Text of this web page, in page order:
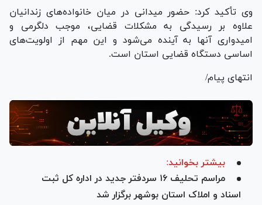
وی تأکید کرد: حضور میدانی در میان خانواده‌های زندانیان
علاوه بر رسیدگی به مشکلات قضایی، موجب دلگرمی و
امیدواری آنها به آینده می‌شود و این مهم از اولویت‌های
اساسی دستگاه قضایی استان است.
انتهای پیام/
بیشتر بخوانید:
مراسم تحلیف ۱۶ سردفتر جدید در اداره کل ثبت
اسناد و املاک استان بوشهر برگزار شد